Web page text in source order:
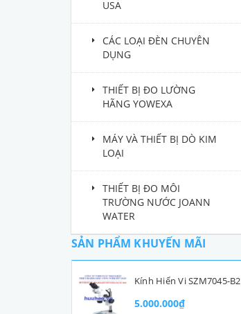
USA
CÁC LOẠI ĐÈN CHUYÊN
DỤNG
THIẾT BỊ ĐO LƯỜNG
HÃNG YOWEXA
MÁY VÀ THIẾT BỊ DÒ KIM
LOẠI
THIẾT BỊ ĐO MÔI
TRƯỜNG NƯỚC JOANN
WATER
SẢN PHẨM KHUYẾN MÃI
Kính Hiển Vi SZM7045-B2
5.000.000₫